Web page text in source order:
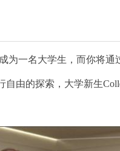
为一名大学生，而你将
由的探索，大学新生